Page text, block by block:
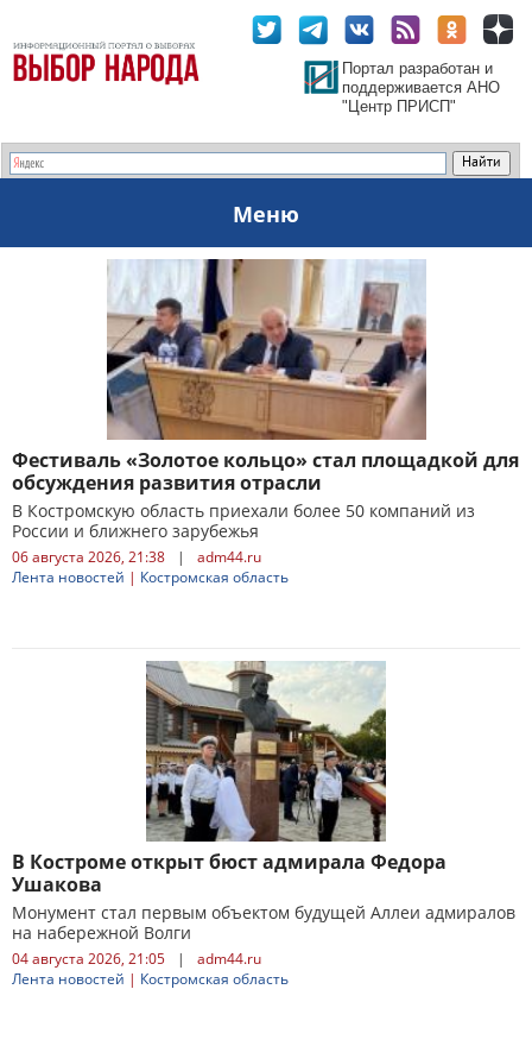
Портал разработан и
поддерживается АНО
"Центр ПРИСП"
Меню
Фестиваль «Золотое кольцо» стал площадкой для
обсуждения развития отрасли
В Костромскую область приехали более 50 компаний из
России и ближнего зарубежья
06 августа 2026, 21:38 |
adm44.ru
Лента новостей | Костромская область
В Костроме открыт бюст адмирала Федора
Ушакова
Монумент стал первым объектом будущей Аллеи адмиралов
на набережной Волги
04 августа 2026, 21:05 |
adm44.ru
Лента новостей | Костромская область